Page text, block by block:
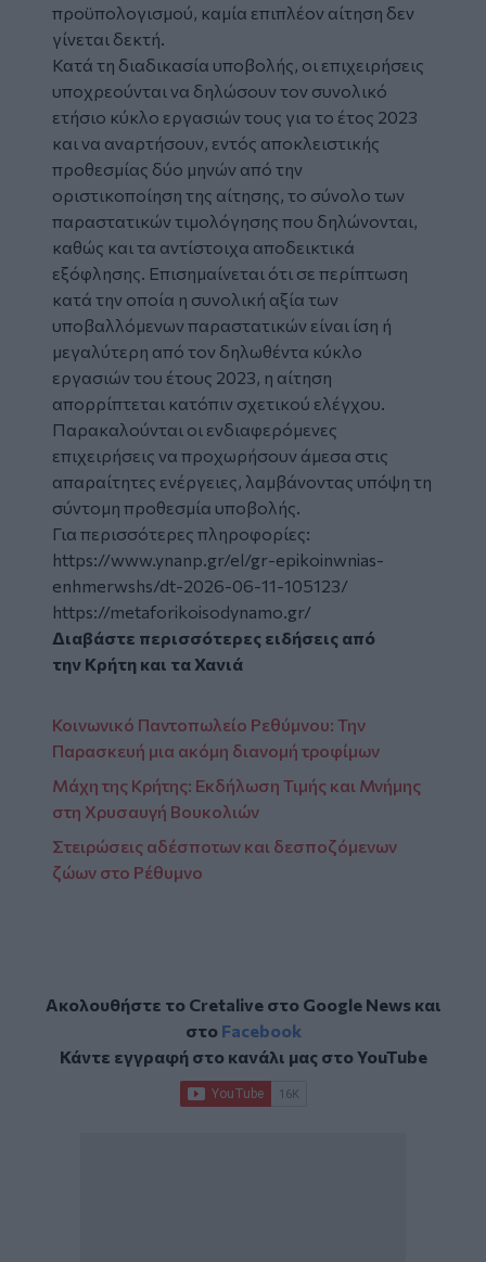
προϋπολογισμού, καμία επιπλέον αίτηση δεν
γίνεται δεκτή.
Κατά τη διαδικασία υποβολής, οι επιχειρήσεις
υποχρεούνται να δηλώσουν τον συνολικό
ετήσιο κύκλο εργασιών τους για το έτος 2023
και να αναρτήσουν, εντός αποκλειστικής
προθεσμίας δύο μηνών από την
οριστικοποίηση της αίτησης, το σύνολο των
παραστατικών τιμολόγησης που δηλώνονται,
καθώς και τα αντίστοιχα αποδεικτικά
εξόφλησης. Επισημαίνεται ότι σε περίπτωση
κατά την οποία η συνολική αξία των
υποβαλλόμενων παραστατικών είναι ίση ή
μεγαλύτερη από τον δηλωθέντα κύκλο
εργασιών του έτους 2023, η αίτηση
απορρίπτεται κατόπιν σχετικού ελέγχου.
Παρακαλούνται οι ενδιαφερόμενες
επιχειρήσεις να προχωρήσουν άμεσα στις
απαραίτητες ενέργειες, λαμβάνοντας υπόψη τη
σύντομη προθεσμία υποβολής.
Για περισσότερες πληροφορίες:
https://www.ynanp.gr/el/gr-epikoinwnias-
enhmerwshs/dt-2026-06-11-105123/
https://metaforikoisodynamo.gr/
Διαβάστε περισσότερες ειδήσεις από
την Κρήτη και τα Χανιά
Κοινωνικό Παντοπωλείο Ρεθύμνου: Την
Παρασκευή μια ακόμη διανομή τροφίμων
Μάχη της Κρήτης: Εκδήλωση Τιμής και Μνήμης
στη Χρυσαυγή Βουκολιών
Στειρώσεις αδέσποτων και δεσποζόμενων
ζώων στο Ρέθυμνο
Ακολουθήστε το Cretalive στο Google Newsκαι
στο Facebook
Κάντε εγγραφή στο κανάλι μας στοYouTube